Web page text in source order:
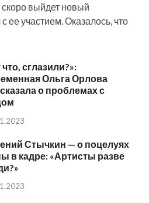
выйдет новый
ее участием. Оказалось, что
что, сглазили?»:
Ольга Орлова
о проблемах с
Стычкин — о поцелуях
в кадре: «Артисты разве